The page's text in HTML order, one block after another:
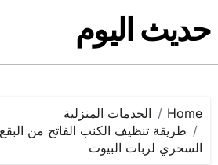
to
content
حديث اليوم
Home
الخدمات المنزلية
طريقة تنظيف الكنب الفاتح من
السحري لربات البيوت